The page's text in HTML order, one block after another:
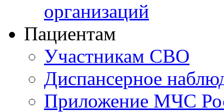
организаций
Пациентам
Участникам СВО
Диспансерное
Приложение МЧС